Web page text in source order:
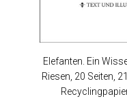
Elefanten. Ein
Riesen, 20 Seiten,